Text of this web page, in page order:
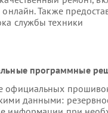
онлайн. Также
службы техники
программные
официальных
данными: